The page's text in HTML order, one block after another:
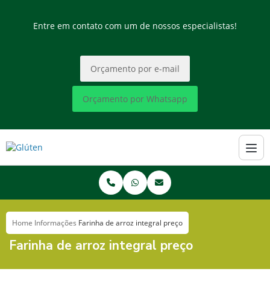
Entre em contato com um de nossos especialistas!
Orçamento por e-mail
Orçamento por Whatsapp
Home Informações Farinha de arroz integral preço
Farinha de arroz integral preço